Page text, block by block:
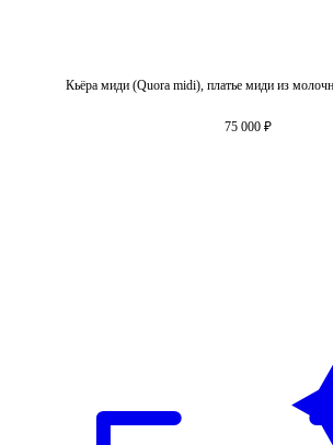
Кьёра миди (Quora midi), платье миди из
75 000 ₽